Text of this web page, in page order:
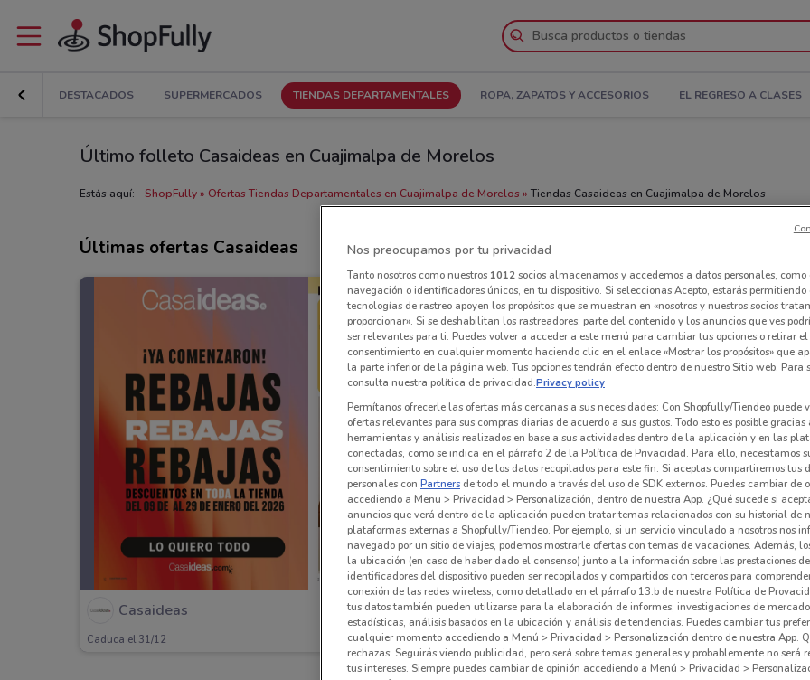
DESTACADOS SUPERMERCADOS TIENDAS DEPARTAMENTALES ROPA, ZAPATOS Y ACCESORIOS EL REGRESO A CLASES
Último folleto Casaideas en Cuajimalpa de Morelos
Estás aquí: ShopFully Ofertas Tiendas Departamentales en Cuajimalpa de Morelos Tiendas Casaideas en Cuajimalpa de Morelos
Últimas ofertas Casaideas
Casaideas
Caduca el 31/12 11.4 km
Nos preocupamos por tu privacidad
Tanto nosotros como nuestros 1012socios almacenamos y accedemos a datos personales, como
navegación o identificadores únicos, en tu dispositivo. Si seleccionas Acepto, estarás
tecnologías de rastreo apoyen los propósitos que se muestran en «nosotros y nuestros socios
proporcionar». Si se deshabilitan los rastreadores, parte del contenido y los anuncios que ves
ser relevantes para ti. Puedes volver a acceder a este menú para cambiar tus opciones o retirar el
consentimiento en cualquier momento haciendo clic en el enlace «Mostrar los propósitos» que
la parte inferior de la página web. Tus opciones tendrán efecto dentro de nuestro Sitio web. Para
consulta nuestra política de privacidad.Privacy policy
Permítanos ofrecerle las ofertas más cercanas a sus necesidades: Con Shopfully/Tiendeo puede
ofertas relevantes para sus compras diarias de acuerdo a sus gustos. Todo esto es posible gracias
herramientas y análisis realizados en base a sus actividades dentro de la aplicación y en las
conectadas, como se indica en el párrafo 2 de la Política de Privacidad. Para ello, necesitamos
consentimiento sobre el uso de los datos recopilados para este fin. Si aceptas compartiremos tus
personales con Partners de todo el mundo a través del uso de SDK externos. Puedes cambiar de
accediendo a Menu > Privacidad > Personalización, dentro de nuestra App. ¿Qué sucede si
anuncios que verá dentro de la aplicación pueden tratar temas relacionados con su historial de
plataformas externas a Shopfully/Tiendeo. Por ejemplo, si un servicio vinculado a nosotros nos
navegado por un sitio de viajes, podemos mostrarle ofertas con temas de vacaciones. Además,
la ubicación (en caso de haber dado el consenso) junto a la información sobre las prestaciones
identificadores del dispositivo pueden ser recopilados y compartidos con terceros para
conexión de las redes wireless, como detallado en el párrafo 13.b de nuestra Política de
tus datos también pueden utilizarse para la elaboración de informes, investigaciones de
estadísticas, análisis basados en la ubicación y análisis de tendencias. Puedes cambiar tus
cualquier momento accediendo a Menú > Privacidad > Personalización dentro de nuestra App.
rechazas: Seguirás viendo publicidad, pero será sobre temas generales y probablemente no será
tus intereses. Siempre puedes cambiar de opinión accediendo a Menú > Privacidad >